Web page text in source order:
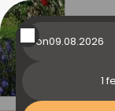
Von
1